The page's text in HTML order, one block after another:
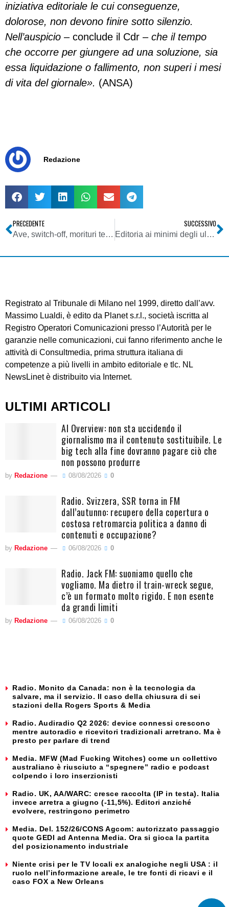
iniziativa editoriale le cui conseguenze,
dolorose, non devono finire sotto silenzio.
Nell’auspicio – conclude il Cdr – che il tempo
che occorre per giungere ad una soluzione, sia
essa liquidazione o fallimento, non superi i mesi
di vita del giornale». (ANSA)
Redazione
PRECEDENTE
Ave, switch-off, morituri te salutant
SUCCESSIVO
Editoria ai minimi degli ultimi 5 anni: valori da penny stock, altro che poteri forti
Registrato al Tribunale di Milano nel 1999, diretto dall’avv.
Massimo Lualdi, è edito da Planet s.r.l., società iscritta al
Registro Operatori Comunicazioni presso l’Autorità per le
garanzie nelle comunicazioni, cui fanno riferimento anche le
attività di Consultmedia, prima struttura italiana di
competenze a più livelli in ambito editoriale e tlc. NL
NewsLinet è distribuito via Internet.
ULTIMI ARTICOLI
AI Overview: non sta uccidendo il
giornalismo ma il contenuto sostituibile. Le
big tech alla fine dovranno pagare ciò che
non possono produrre
by Redazione 08/08/2026 0
Radio. Svizzera, SSR torna in FM
dall’autunno: recupero della copertura o
costosa retromarcia politica a danno di
contenuti e occupazione?
by Redazione 06/08/2026 0
Radio. Jack FM: suoniamo quello che
vogliamo. Ma dietro il train-wreck segue,
c’è un formato molto rigido. E non esente
da grandi limiti
by Redazione 06/08/2026 0
Radio. Monito da Canada: non è la tecnologia da
salvare, ma il servizio. Il caso della chiusura di sei
stazioni della Rogers Sports & Media
Radio. Audiradio Q2 2026: device connessi crescono
mentre autoradio e ricevitori tradizionali arretrano. Ma è
presto per parlare di trend
Media. MFW (Mad Fucking Witches) come un collettivo
australiano è riusciuto a “spegnere” radio e podcast
colpendo i loro inserzionisti
Radio. UK, AA/WARC: cresce raccolta (IP in testa). Italia
invece arretra a giugno (-11,5%). Editori anziché
evolvere, restringono perimetro
Media. Del. 152/26/CONS Agcom: autorizzato passaggio
quote GEDI ad Antenna Media. Ora si gioca la partita
del posizionamento industriale
Niente crisi per le TV locali ex analogiche negli USA : il
ruolo nell’informazione areale, le tre fonti di ricavi e il
caso FOX a New Orleans